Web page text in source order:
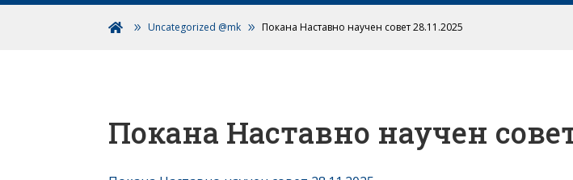
 Uncategorized @mk Покана Наставно научен совет 28.11.2025
Покана Наставно научен совет